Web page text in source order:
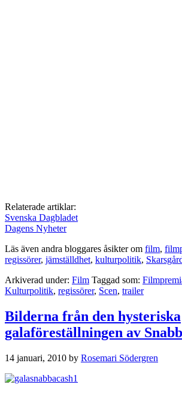
Relaterade artiklar:
Svenska Dagbladet
Dagens Nyheter
Läs även andra bloggares åsikter om film,
regissörer, jämställdhet, kulturpolitik,
Arkiverad under: Film Taggad som:
Kulturpolitik, regissörer, Scen, trailer
Bilderna från den hysteriska
galaföreställningen av
14 januari, 2010 by Rosemari Södergren